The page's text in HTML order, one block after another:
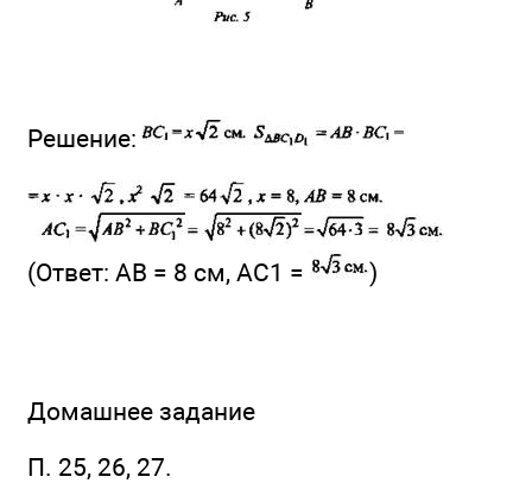
Решение:
(Ответ: АВ = 8 см, АС1 = )
Домашнее задание
П. 25, 26, 27.